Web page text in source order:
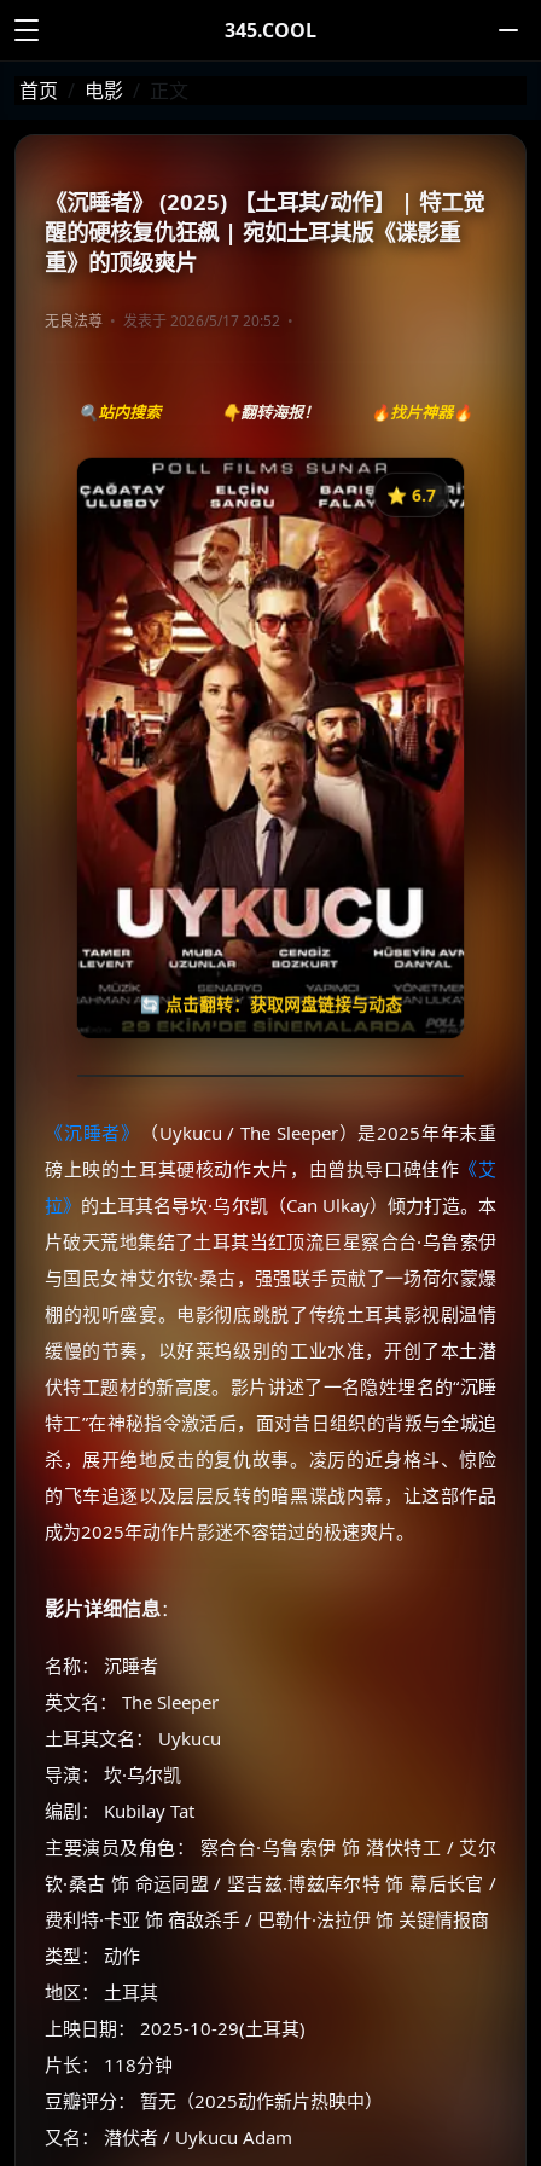
345.COOL
首页 电影 正文
《沉睡者》 (2025) 【土耳其/动作】 | 特工觉
醒的硬核复仇狂飙 | 宛如土耳其版《谍影重
重》的顶级爽片
无良法尊 发表于 2026/5/17 20:52
🔍站内搜索 👇翻转海报！ 🔥找片神器🔥
⭐️ 6.7
🔄 点击翻转：获取网盘链接与动态
《Uykucu》
⭐
收藏
⭐️ 评分：6.7 | 🎬 2025年
夸克网盘
百度网盘
失效请反馈
🧧️
天天领红包
《沉睡者》
（Uykucu / The Sleeper）是2025年年末重
磅上映的土耳其硬核动作大片，由曾执导口碑佳作 《艾
拉》 的土耳其名导坎·乌尔凯（Can Ulkay）倾力打造。本
片破天荒地集结了土耳其当红顶流巨星察合台·乌鲁索伊
与国民女神艾尔钦·桑古，强强联手贡献了一场荷尔蒙爆
棚的视听盛宴。电影彻底跳脱了传统土耳其影视剧温情
缓慢的节奏，以好莱坞级别的工业水准，开创了本土潜
伏特工题材的新高度。影片讲述了一名隐姓埋名的“沉睡
特工”在神秘指令激活后，面对昔日组织的背叛与全城追
杀，展开绝地反击的复仇故事。凌厉的近身格斗、惊险
的飞车追逐以及层层反转的暗黑谍战内幕，让这部作品
成为2025年动作片影迷不容错过的极速爽片。
影片详细信息：
名称： 沉睡者
英文名： The Sleeper
土耳其文名： Uykucu
导演： 坎·乌尔凯
编剧： Kubilay Tat
主要演员及角色： 察合台·乌鲁索伊 饰 潜伏特工 / 艾尔
钦·桑古 饰 命运同盟 / 坚吉兹.博兹库尔特 饰 幕后长官 /
费利特·卡亚 饰 宿敌杀手 / 巴勒什·法拉伊 饰 关键情报商
类型： 动作
地区： 土耳其
上映日期： 2025-10-29(土耳其)
片长： 118分钟
豆瓣评分： 暂无（2025动作新片热映中）
又名： 潜伏者 / Uykucu Adam